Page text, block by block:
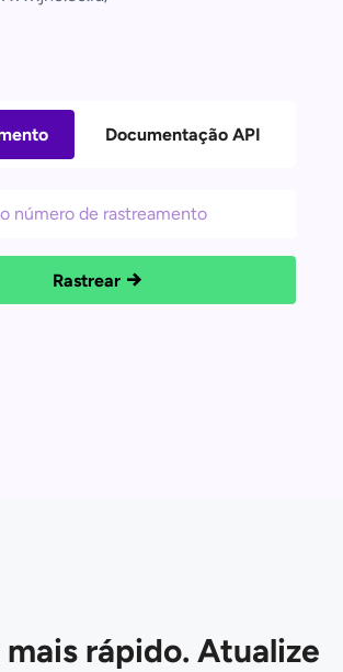
Documentação API
Rastrear
rápido. Atualize